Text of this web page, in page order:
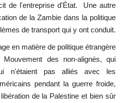
de l'entreprise d'État. Une autre
de la Zambie dans la politique
de transport qui y ont conduit.
en matière de politique étrangère
des non-alignés, qui
n'étaient pas alliés avec les
pendant la guerre froide,
de la Palestine et bien sûr